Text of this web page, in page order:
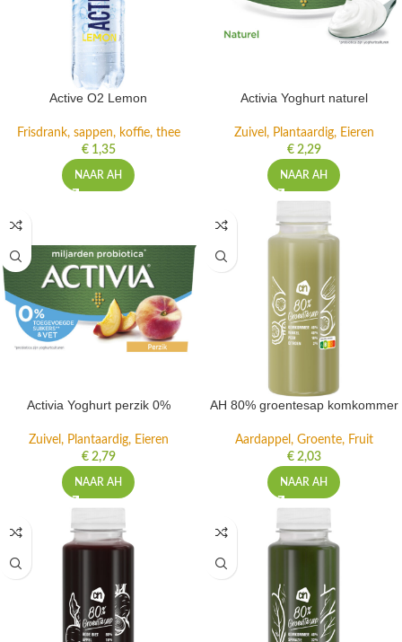
Active O2 Lemon
Frisdrank, sappen, koffie, thee
€1,35
NAAR AH
Activia Yoghurt naturel
Zuivel, Plantaardig, Eieren
€2,29
NAAR AH
Activia Yoghurt perzik 0%
Zuivel, Plantaardig, Eieren
€2,79
NAAR AH
AH 80% groentesap komkommer
Aardappel, Groente, Fruit
€2,03
NAAR AH